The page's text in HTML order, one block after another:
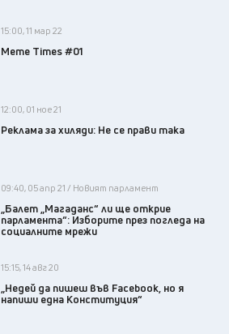
15:00, 11 мар 22
Meme Times #01
12:00, 01 ное 21
Реклама за хиляди: Не се прави така
09:40, 05 апр 21 / Новият парламент
„Балет „Магаданс“ ли ще открие
парламента“: Изборите през погледа на
социалните мрежи
15:15, 14 авг 20
„Недей да пишеш във Facebook, но я
напиши една Конституция“